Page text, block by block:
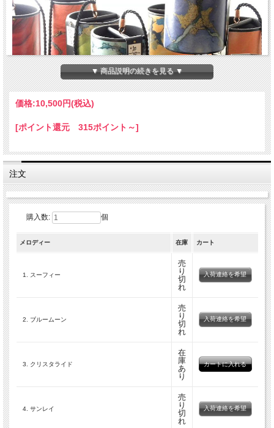
ザフィア・チャイムは、フランスとスペインの国境地帯（ピレネー山脈）生まれの
るこのチャイムは以前シャンティチャイムのために作ったオリジナルのデザインを
踏襲しています
このチャイムの寸法は、「黄金比率」と呼ばれている均衡の法則に関係する自然の
音を奏でる8本の異なる長さの芯は、共鳴管の基礎部分となる金属板に銀で溶接さ
れています。それら８本のそれぞれの音の幅を寸分たがわず精密にチューニングす
ることにより、ハーモニーの進行が豊かな倍音を生み出しながら旋回し、永遠の流
れのように広がっていきます。またこのチャイムの材料は、さまざまなアーティス
▼ 商品説明の続きを見る ▼
価格:10,500円(税込)
[ポイント還元 315ポイント～]
注文
購入数: 個
メロディー 在庫 カート
1. スーフィー
売
り
切
れ
入荷連絡を希望
2. ブルームーン
売
り
切
れ
入荷連絡を希望
3. クリスタライド
在
庫
あ
り
4. サンレイ
売
り
切
れ
入荷連絡を希望